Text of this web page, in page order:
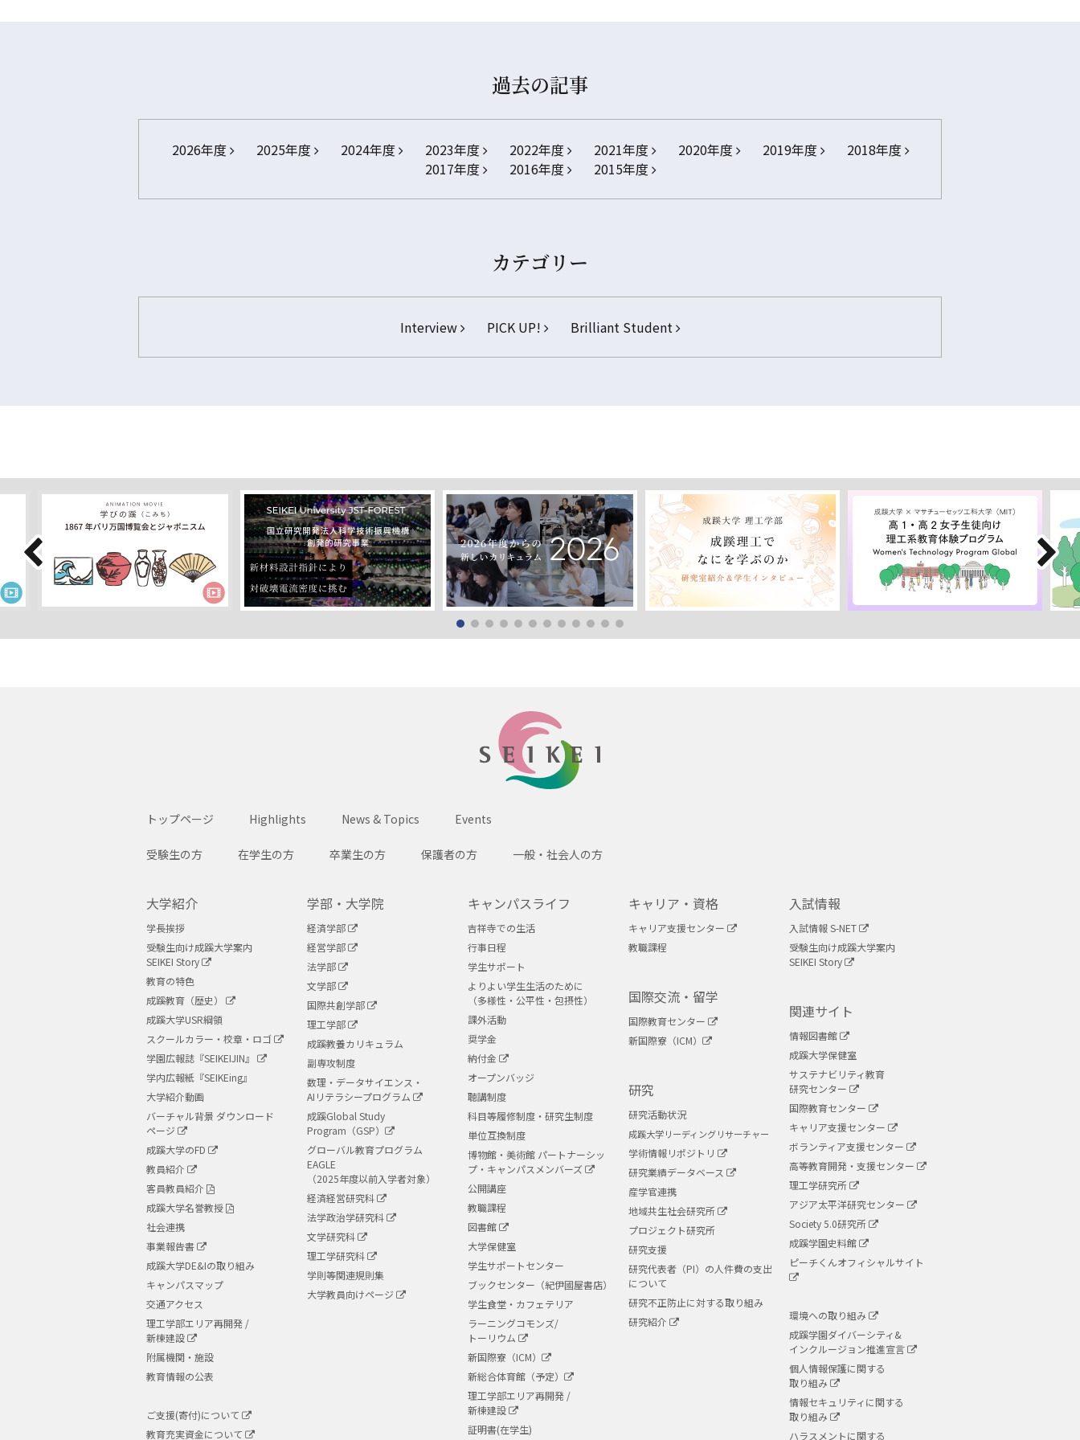
過去の記事
2026年度 2025年度 2024年度 2023年度 2022年度 2021年度 2020年度 2019年度
2018年度
2017年度
2016年度 2015年度
カテゴリー
Interview PICK UP! Brilliant Student
トップページ Highlights News & Topics Events
受験生の方 在学生の方 卒業生の方 保護者の方 一般・社会人の方
大学紹介
学長挨拶
受験生向け成蹊大学案内
SEIKEI Story
教育の特色
成蹊教育（歴史）
成蹊大学USR綱領
スクールカラー・校章・ロゴ
学園広報誌『SEIKEIJIN』
学内広報紙『SEIKEing』
大学紹介動画
バーチャル背景 ダウンロード
ページ
成蹊大学のFD
教員紹介
客員教員紹介
成蹊大学名誉教授
社会連携
事業報告書
成蹊大学DE&Iの取り組み
キャンパスマップ
交通アクセス
理工学部エリア再開発 /
新棟建設
附属機関・施設
教育情報の公表
ご支援(寄付)について
教育充実資金について
学部・大学院
経済学部
経営学部
法学部
文学部
国際共創学部
理工学部
成蹊教養カリキュラム
副専攻制度
数理・データサイエンス・
AIリテラシープログラム
成蹊Global Study
Program（GSP）
グローバル教育プログラム
EAGLE
（2025年度以前入学者対象）
経済経営研究科
法学政治学研究科
文学研究科
理工学研究科
学則等関連規則集
大学教員向けページ
キャンパスライフ
吉祥寺での生活
行事日程
学生サポート
よりよい学生生活のために
（多様性・公平性・包摂性）
課外活動
奨学金
納付金
オープンバッジ
聴講制度
科目等履修制度・研究生制度
単位互換制度
博物館・美術館 パートナーシッ
プ・キャンパスメンバーズ
公開講座
教職課程
図書館
大学保健室
学生サポートセンター
ブックセンター（紀伊國屋書店）
学生食堂・カフェテリア
ラーニングコモンズ/
トーリウム
新国際寮（ICM）
新総合体育館（予定）
理工学部エリア再開発 /
新棟建設
証明書(在学生)
キャリア・資格
キャリア支援センター
教職課程
国際交流・留学
国際教育センター
新国際寮（ICM）
研究
研究活動状況
成蹊大学リーディングリサーチャー
学術情報リポジトリ
研究業績データベース
産学官連携
地域共生社会研究所
プロジェクト研究所
研究支援
研究代表者（PI）の人件費の支出
について
研究不正防止に対する取り組み
研究紹介
入試情報
入試情報 S-NET
受験生向け成蹊大学案内
SEIKEI Story
関連サイト
情報図書館
成蹊大学保健室
サステナビリティ教育
研究センター
国際教育センター
キャリア支援センター
ボランティア支援センター
高等教育開発・支援センター
理工学研究所
アジア太平洋研究センター
Society 5.0研究所
成蹊学園史料館
ピーチくんオフィシャルサイト
環境への取り組み
成蹊学園ダイバーシティ&
インクルージョン推進宣言
個人情報保護に関する
取り組み
情報セキュリティに関する
取り組み
ハラスメントに関する